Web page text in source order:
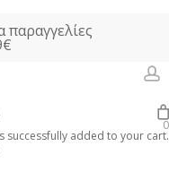
0
successfully added to your cart.
Ρουζ
W7